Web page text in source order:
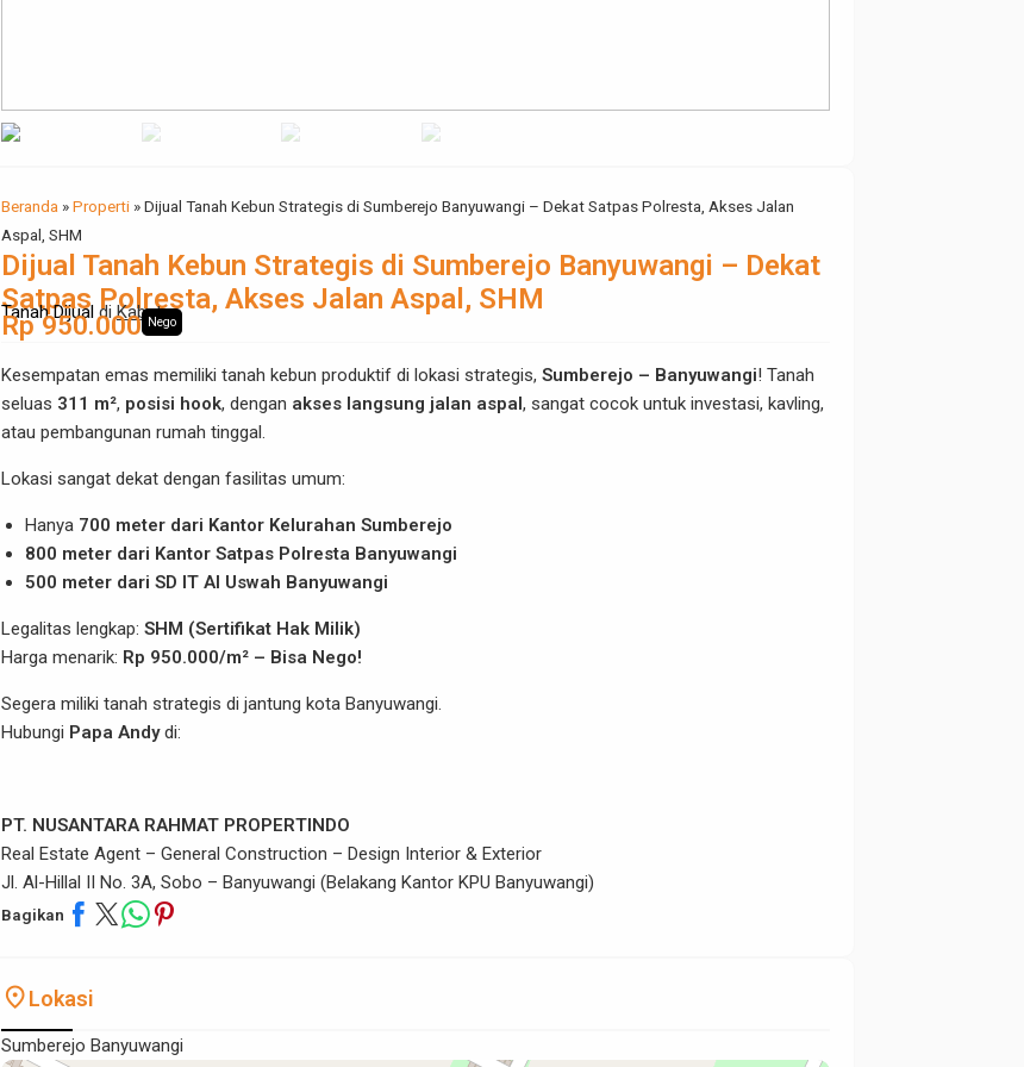
Beranda »Properti »Dijual Tanah Kebun Strategis di Sumberejo Banyuwangi – Dekat Satpas Polresta, Akses Jalan
Aspal, SHM
Dijual Tanah Kebun Strategis di Sumberejo Banyuwangi – Dekat
Satpas Polresta, Akses Jalan Aspal, SHM
Tanah Dijual diKabat
Rp 950.000 Nego
Kesempatan emas memiliki tanah kebun produktif di lokasi strategis, Sumberejo – Banyuwangi! Tanah
seluas 311 m², posisi hook, dengan akses langsung jalan aspal, sangat cocok untuk investasi, kavling,
atau pembangunan rumah tinggal.
Lokasi sangat dekat dengan fasilitas umum:
Hanya 700 meter dari Kantor Kelurahan Sumberejo
800 meter dari Kantor Satpas Polresta Banyuwangi
500 meter dari SD IT Al Uswah Banyuwangi
Legalitas lengkap: SHM (Sertifikat Hak Milik)
Harga menarik: Rp 950.000/m² – Bisa Nego!
Segera miliki tanah strategis di jantung kota Banyuwangi.
Hubungi Papa Andydi:
PT. NUSANTARA RAHMAT PROPERTINDO
Real Estate Agent – General Construction – Design Interior & Exterior
Jl. Al-Hillal II No. 3A, Sobo – Banyuwangi (Belakang Kantor KPU Banyuwangi)
Bagikan
placeLokasi
Sumberejo Banyuwangi